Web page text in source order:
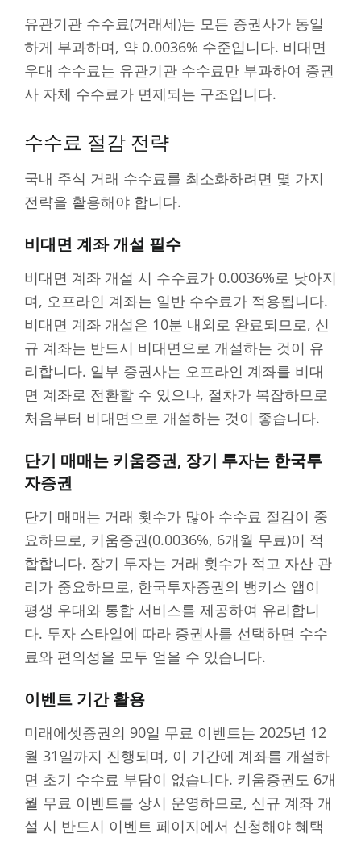
유관기관 수수료(거래세)는 모든 증권사가 동일
하게 부과하며, 약 0.0036% 수준입니다. 비대면
우대 수수료는 유관기관 수수료만 부과하여 증권
사 자체 수수료가 면제되는 구조입니다.
수수료 절감 전략
국내 주식 거래 수수료를 최소화하려면 몇 가지
전략을 활용해야 합니다.
비대면 계좌 개설 필수
비대면 계좌 개설 시 수수료가 0.0036%로 낮아지
며, 오프라인 계좌는 일반 수수료가 적용됩니다.
비대면 계좌 개설은 10분 내외로 완료되므로, 신
규 계좌는 반드시 비대면으로 개설하는 것이 유
리합니다. 일부 증권사는 오프라인 계좌를 비대
면 계좌로 전환할 수 있으나, 절차가 복잡하므로
처음부터 비대면으로 개설하는 것이 좋습니다.
단기 매매는 키움증권, 장기 투자는 한국투
자증권
단기 매매는 거래 횟수가 많아 수수료 절감이 중
요하므로, 키움증권(0.0036%, 6개월 무료)이 적
합합니다. 장기 투자는 거래 횟수가 적고 자산 관
리가 중요하므로, 한국투자증권의 뱅키스 앱이
평생 우대와 통합 서비스를 제공하여 유리합니
다. 투자 스타일에 따라 증권사를 선택하면 수수
료와 편의성을 모두 얻을 수 있습니다.
이벤트 기간 활용
미래에셋증권의 90일 무료 이벤트는 2025년 12
월 31일까지 진행되며, 이 기간에 계좌를 개설하
면 초기 수수료 부담이 없습니다. 키움증권도 6개
월 무료 이벤트를 상시 운영하므로, 신규 계좌 개
설 시 반드시 이벤트 페이지에서 신청해야 혜택